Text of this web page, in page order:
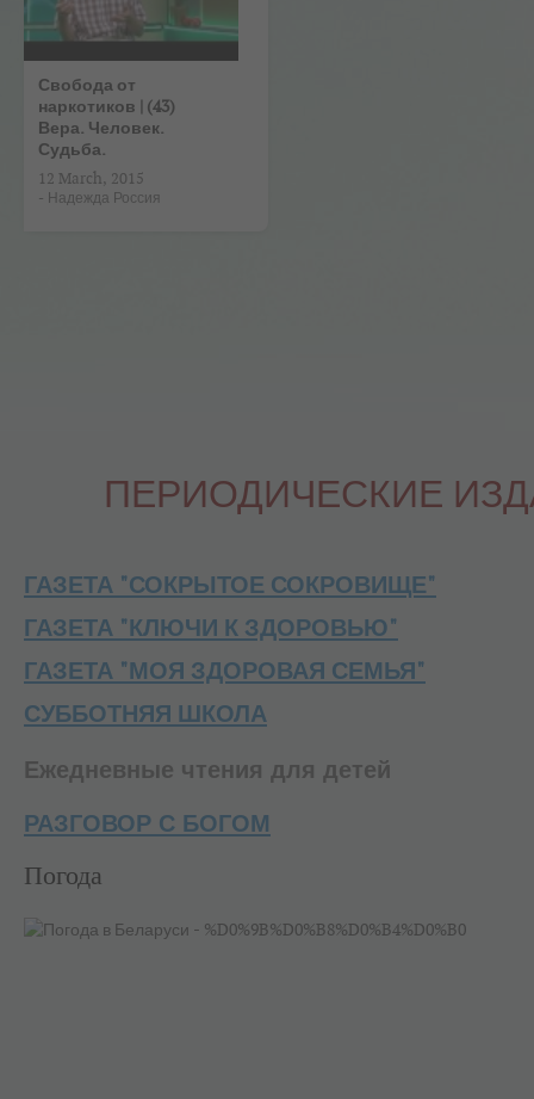
Свобода от
наркотиков | (43)
Вера. Человек.
Судьба.
12 March, 2015
- Надежда Россия
ПЕРИОДИЧЕСКИЕ
ГАЗЕТА "СОКРЫТОЕ СОКРОВИЩЕ"
ГАЗЕТА "КЛЮЧИ К ЗДОРОВЬЮ"
ГАЗЕТА "МОЯ ЗДОРОВАЯ СЕМЬЯ"
СУББОТНЯЯ ШКОЛА
Ежедневные чтения для детей
РАЗГОВОР С БОГОМ
Погода